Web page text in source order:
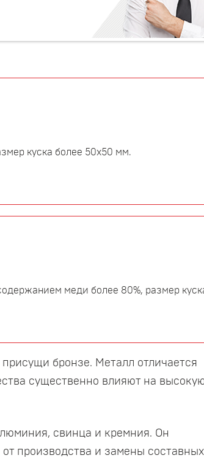
куска более 50х50 мм.
меди более 80%, размер
присущи бронзе. Металл отличается
существенно влияют на
свинца и кремния. Он
производства и замены составных